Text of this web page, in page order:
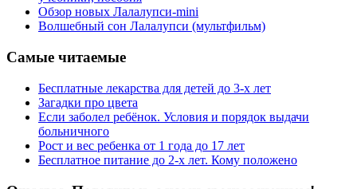
Обзор новых Лалалупси-mini
Волшебный сон Лалалупси (мультфильм)
Самые читаемые
Бесплатные лекарства для детей до 3-х лет
Загадки про цвета
Если заболел ребёнок. Условия и порядок выдачи
больничного
Рост и вес ребенка от 1 года до 17 лет
Бесплатное питание до 2-х лет. Кому положено